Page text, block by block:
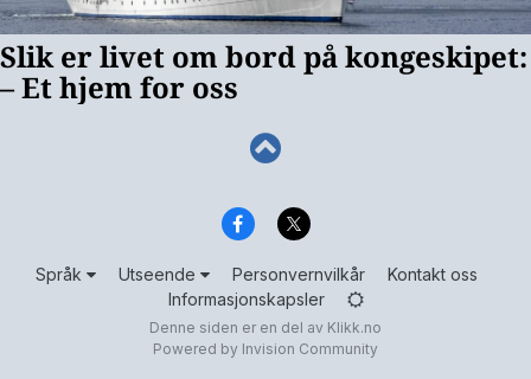
Språk Utseende Personvernvilkår
Kontakt oss
Informasjonskapsler
Denne siden er en del av Klikk.no
Powered by Invision Community